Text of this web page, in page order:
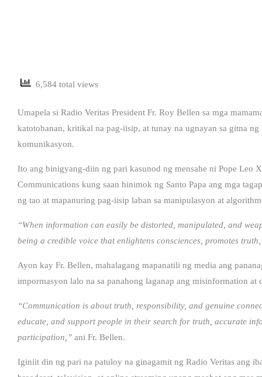
6,584 total views
Umapela si Radio Veritas President Fr. Roy Bellen sa mga
katotohanan, kritikal na pag-iisip, at tunay na ugnayan sa gitna
komunikasyon.
Ito ang binigyang-diin ng pari kasunod ng mensahe ni Pope Leo
Communications kung saan hinimok ng Santo Papa ang mga
ng tao at mapanuring pag-iisip laban sa manipulasyon at
“When information can easily be distorted, manipulated, and
being a credible voice that enlightens consciences, promotes
Ayon kay Fr. Bellen, mahalagang mapanatili ng media ang
impormasyon lalo na sa panahong laganap ang misinformation at
“Communication is about truth, responsibility, and genuine
educate, and support people in their search for truth, accurate
participation,” ani Fr. Bellen.
Iginiit din ng pari na patuloy na ginagamit ng Radio Veritas ang